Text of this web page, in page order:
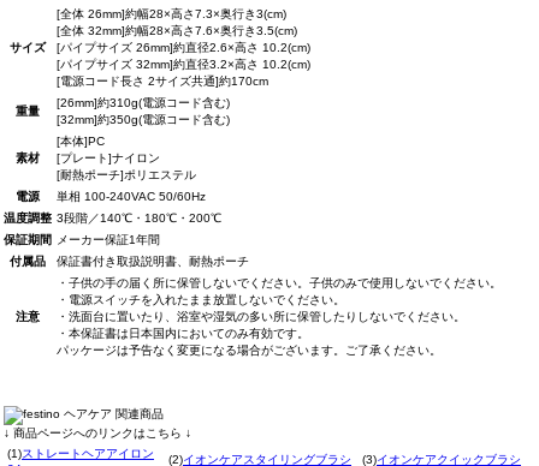
サイズ
[全体 26mm]約幅28×高さ7.3×奥行き3(cm)
[全体 32mm]約幅28×高さ7.6×奥行き3.5(cm)
[パイプサイズ 26mm]約直径2.6×高さ 10.2(cm)
[パイプサイズ 32mm]約直径3.2×高さ 10.2(cm)
[電源コード長さ 2サイズ共通]約170cm
重量
[26mm]約310g(電源コード含む)
[32mm]約350g(電源コード含む)
素材
[本体]PC
[プレート]ナイロン
[耐熱ポーチ]ポリエステル
電源
単相 100-240VAC 50/60Hz
温度調整 3段階／140℃・180℃・200℃
保証期間
メーカー保証1年間
付属品
保証書付き取扱説明書、耐熱ポーチ
注意
・子供の手の届く所に保管しないでください。子供のみで使用しないでください。
・電源スイッチを入れたまま放置しないでください。
・洗面台に置いたり、浴室や湿気の多い所に保管したりしないでください。
・本保証書は日本国内においてのみ有効です。
パッケージは予告なく変更になる場合がございます。ご了承ください。
↓ 商品ページへのリンクはこちら ↓
(1)ストレートヘアアイロン
(2)イオンケアスタイリングブラシ (3)イオンケアクイックブラシ